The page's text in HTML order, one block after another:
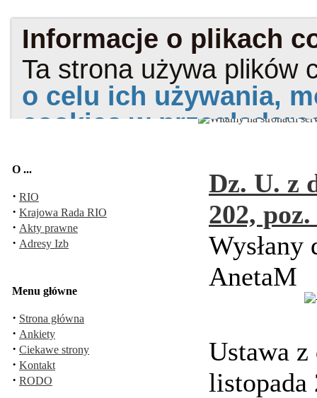
O ...
· RIO
· Krajowa Rada RIO
· Akty prawne
· Adresy Izb
Menu główne
· Strona główna
· Ankiety
· Ciekawe strony
· Kontakt
· RODO
Dz. U. z
202, poz.
AnetaM
Ustawa z